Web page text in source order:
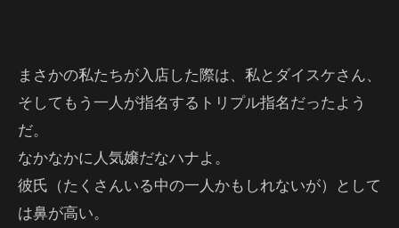
まさかの私たちが入店した際は、私とダイスケさん、
そしてもう一人が指名するトリプル指名だったよう
だ。
なかなかに人気嬢だなハナよ。
彼氏（たくさんいる中の一人かもしれないが）として
は鼻が高い。